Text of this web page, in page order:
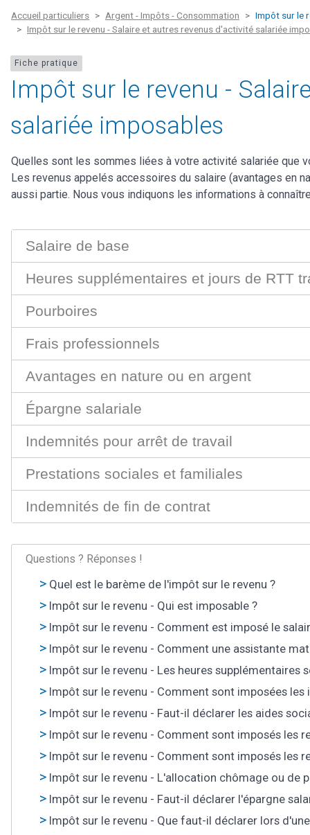
Accueil particuliers Argent - Impôts - Consommation
Impôt sur le
Impôt sur le revenu - Salaire et autres revenus d'activité salariée
Fiche pratique
Impôt sur le revenu -
salariée imposables
Quelles sont les sommes liées à votre activité salariée que
Les revenus appelés accessoires du salaire (avantages en
aussi partie. Nous vous indiquons les informations à
Salaire de base
Heures supplémentaires et jours de RTT
Pourboires
Frais professionnels
Avantages en nature ou en argent
Épargne salariale
Indemnités pour arrêt de travail
Prestations sociales et familiales
Indemnités de fin de contrat
Questions ? Réponses !
Quel est le barème de l'impôt sur le revenu ?
Impôt sur le revenu - Qui est imposable ?
Impôt sur le revenu - Comment est imposé le
Impôt sur le revenu - Comment une assistante
Impôt sur le revenu - Les heures supplémentaires
Impôt sur le revenu - Comment sont imposées
Impôt sur le revenu - Faut-il déclarer les aides
Impôt sur le revenu - Comment sont imposés les
Impôt sur le revenu - Comment sont imposés les
Impôt sur le revenu - L'allocation chômage ou de
Impôt sur le revenu - Faut-il déclarer l'épargne
Impôt sur le revenu - Que faut-il déclarer lors